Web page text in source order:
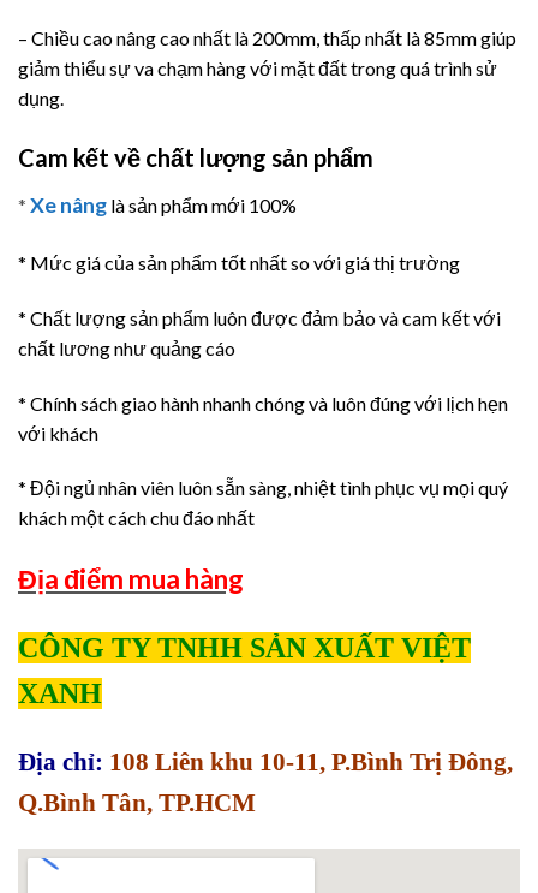
– Chiều cao nâng cao nhất là 200mm, thấp nhất là 85mm giúp
giảm thiểu sự va chạm hàng với mặt đất trong quá trình sử
dụng.
Cam kết về chất lượng sản phẩm
* Xe nâng là sản phẩm mới 100%
* Mức giá của sản phẩm tốt nhất so với giá thị trường
* Chất lượng sản phẩm luôn được đảm bảo và cam kết với
chất lương như quảng cáo
* Chính sách giao hành nhanh chóng và luôn đúng với lịch hẹn
với khách
* Đội ngủ nhân viên luôn sẵn sàng, nhiệt tình phục vụ mọi quý
khách một cách chu đáo nhất
Địa điểm mua hàng
CÔNG TY TNHH SẢN XUẤT VIỆT
XANH
Địa chỉ: 108 Liên khu 10-11, P.Bình Trị Đông,
Q.Bình Tân, TP.HCM